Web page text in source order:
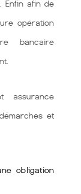
Enfin afin de
opération
bancaire
assurance
et
obligation